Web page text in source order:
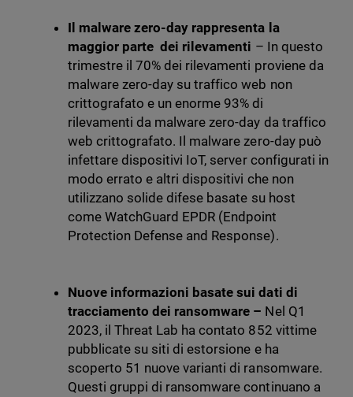
Il malware zero-day rappresenta la
maggior parte dei rilevamenti – In questo
trimestre il 70% dei rilevamenti proviene da
malware zero-day su traffico web non
crittografato e un enorme 93% di
rilevamenti da malware zero-day da traffico
web crittografato. Il malware zero-day può
infettare dispositivi IoT, server configurati in
modo errato e altri dispositivi che non
utilizzano solide difese basate su host
come WatchGuard EPDR (Endpoint
Protection Defense and Response).
Nuove informazioni basate sui dati di
tracciamento dei ransomware – Nel Q1
2023, il Threat Lab ha contato 852 vittime
pubblicate su siti di estorsione e ha
scoperto 51 nuove varianti di ransomware.
Questi gruppi di ransomware continuano a